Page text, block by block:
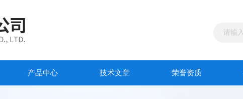
产品中心 技术文章 荣誉资质